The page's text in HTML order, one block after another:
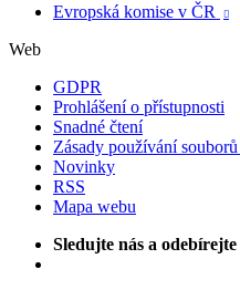
Evropská komise v ČR 
Web
GDPR
Prohlášení o přístupnosti
Snadné čtení
Zásady používání
Novinky
RSS
Mapa webu
Sledujte nás a odebírejte